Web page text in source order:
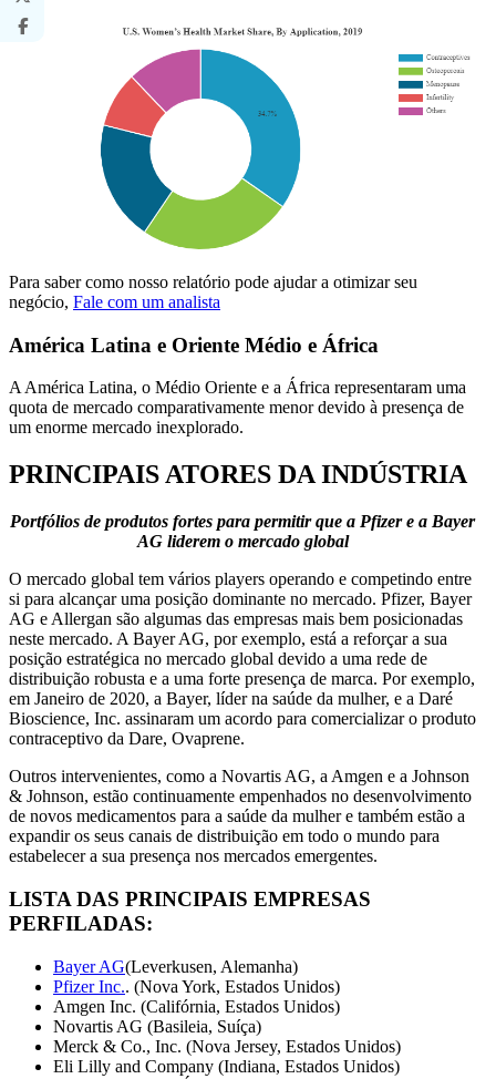
Para saber como nosso relatório pode ajudar a otimizar seu
negócio, Fale com um analista
América Latina e Oriente Médio e África
A América Latina, o Médio Oriente e a África representaram uma
quota de mercado comparativamente menor devido à presença de
um enorme mercado inexplorado.
PRINCIPAIS ATORES DA INDÚSTRIA
Portfólios de produtos fortes para permitir que a Pfizer e a Bayer
AG liderem o mercado global
O mercado global tem vários players operando e competindo entre
si para alcançar uma posição dominante no mercado. Pfizer, Bayer
AG e Allergan são algumas das empresas mais bem posicionadas
neste mercado. A Bayer AG, por exemplo, está a reforçar a sua
posição estratégica no mercado global devido a uma rede de
distribuição robusta e a uma forte presença de marca. Por exemplo,
em Janeiro de 2020, a Bayer, líder na saúde da mulher, e a Daré
Bioscience, Inc. assinaram um acordo para comercializar o produto
contraceptivo da Dare, Ovaprene.
Outros intervenientes, como a Novartis AG, a Amgen e a Johnson
& Johnson, estão continuamente empenhados no desenvolvimento
de novos medicamentos para a saúde da mulher e também estão a
expandir os seus canais de distribuição em todo o mundo para
estabelecer a sua presença nos mercados emergentes.
LISTA DAS PRINCIPAIS EMPRESAS
PERFILADAS:
Bayer AG(Leverkusen, Alemanha)
Pfizer Inc.. (Nova York, Estados Unidos)
Amgen Inc. (Califórnia, Estados Unidos)
Novartis AG (Basileia, Suíça)
Merck & Co., Inc. (Nova Jersey, Estados Unidos)
Eli Lilly and Company (Indiana, Estados Unidos)